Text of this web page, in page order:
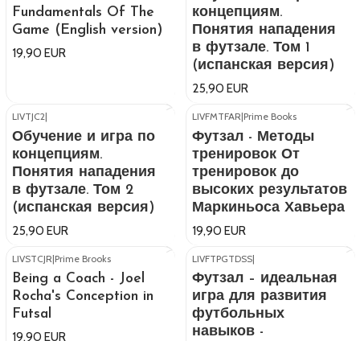
Fundamentals Of The
Game (English version)
19,90 EUR
концепциям.
Понятия нападения
в футзале. Том 1
(испанская версия)
25,90 EUR
LIVTJC2|
Обучение и игра по
концепциям.
Понятия нападения
в футзале. Том 2
(испанская версия)
25,90 EUR
LIVFMTFAR|Prime Books
Футзал - Методы
тренировок От
тренировок до
высоких результатов
Маркиньоса Хавьера
19,90 EUR
LIVSTCJR|Prime Brooks
Being a Coach - Joel
Rocha's Conception in
Futsal
19,90 EUR
LIVFTPGTDSS|
Футзал – идеальная
игра для развития
футбольных
навыков -